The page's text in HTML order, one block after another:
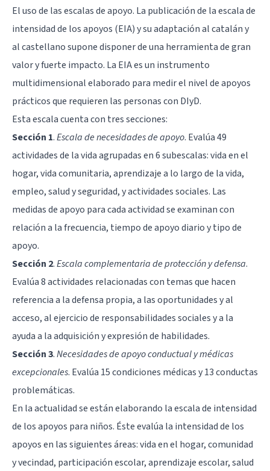
El uso de las escalas de apoyo. La publicación de la escala de
intensidad de los apoyos (EIA) y su adaptación al catalán y
al castellano supone disponer de una herramienta de gran
valor y fuerte impacto. La EIA es un instrumento
multidimensional elaborado para medir el nivel de apoyos
prácticos que requieren las personas con DIyD.
Esta escala cuenta con tres secciones:
Sección 1.Escala de necesidades de apoyo. Evalúa 49
actividades de la vida agrupadas en 6 subescalas: vida en el
hogar, vida comunitaria, aprendizaje a lo largo de la vida,
empleo, salud y seguridad, y actividades sociales. Las
medidas de apoyo para cada actividad se examinan con
relación a la frecuencia, tiempo de apoyo diario y tipo de
apoyo.
Sección 2.Escala complementaria de protección y defensa.
Evalúa 8 actividades relacionadas con temas que hacen
referencia a la defensa propia, a las oportunidades y al
acceso, al ejercicio de responsabilidades sociales y a la
ayuda a la adquisición y expresión de habilidades.
Sección 3.Necesidades de apoyo conductual y médicas
excepcionales. Evalúa 15 condiciones médicas y 13 conductas
problemáticas.
En la actualidad se están elaborando la escala de intensidad
de los apoyos para niños. Éste evalúa la intensidad de los
apoyos en las siguientes áreas: vida en el hogar, comunidad
y vecindad, participación escolar, aprendizaje escolar, salud